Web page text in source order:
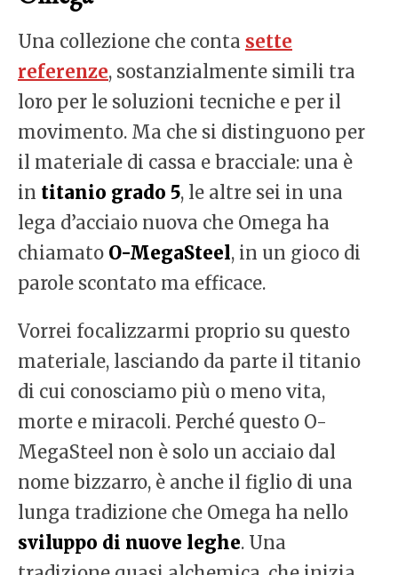
Una collezione che conta sette
referenze, sostanzialmente simili tra
loro per le soluzioni tecniche e per il
movimento. Ma che si distinguono per
il materiale di cassa e bracciale: una è
in titanio grado 5, le altre sei in una
lega d’acciaio nuova che Omega ha
chiamato O-MegaSteel, in un gioco di
parole scontato ma efficace.
Vorrei focalizzarmi proprio su questo
materiale, lasciando da parte il titanio
di cui conosciamo più o meno vita,
morte e miracoli. Perché questo O-
MegaSteel non è solo un acciaio dal
nome bizzarro, è anche il figlio di una
lunga tradizione che Omega ha nello
sviluppo di nuove leghe. Una